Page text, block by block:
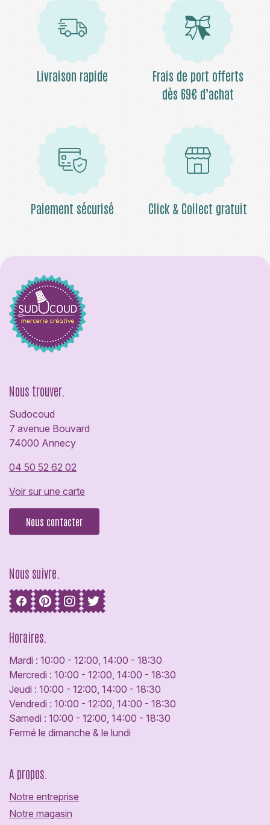
Livraison rapide
Frais de port offerts
dès 69€ d’achat
Paiement sécurisé Click & Collect gratuit
Nous trouver.
Sudocoud
7 avenue Bouvard
74000 Annecy
04 50 52 62 02
Voir sur une carte
Nous contacter
Nous suivre.
Horaires.
Mardi : 10:00 - 12:00, 14:00 - 18:30
Mercredi : 10:00 - 12:00, 14:00 - 18:30
Jeudi : 10:00 - 12:00, 14:00 - 18:30
Vendredi : 10:00 - 12:00, 14:00 - 18:30
Samedi : 10:00 - 12:00, 14:00 - 18:30
Fermé le dimanche & le lundi
A propos.
Notre entreprise
Notre magasin